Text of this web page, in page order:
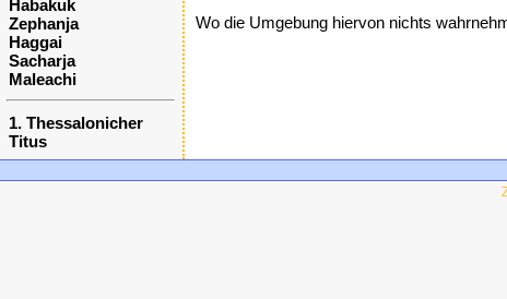
Habakuk
Zephanja
Haggai
Sacharja
Maleachi
1. Thessalonicher
Titus
Wo die Umgebung hiervon nichts